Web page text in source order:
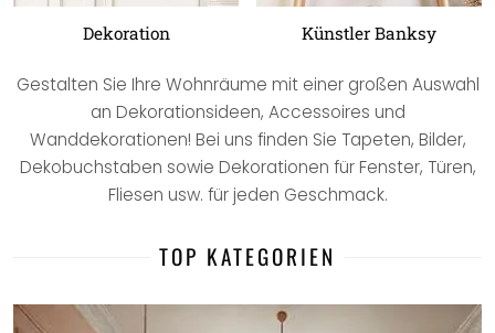
Gestalten Sie Ihre Wohnräume mit einer großen Auswahl
an Dekorationsideen, Accessoires und
Wanddekorationen! Bei uns finden Sie Tapeten, Bilder,
Dekobuchstaben sowie Dekorationen für Fenster, Türen,
Fliesen usw. für jeden Geschmack.
Dekoration Künstler Banksy
TOP KATEGORIEN